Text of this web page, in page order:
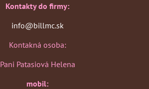
Kontakty do firmy:
info@billmc.sk
Kontakná osoba:
Pani Patasiová Helena
mobil: